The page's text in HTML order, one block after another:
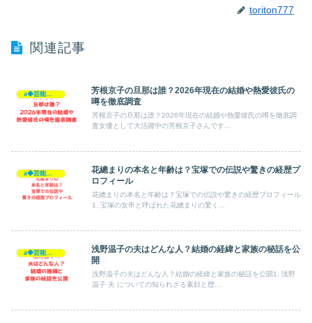
toriton777
関連記事
a◆芸能人◆
芳根京子の旦那は誰？2026年現在の結婚や熱愛彼氏の
噂を徹底調査
芳根京子の旦那は誰？2026年現在の結婚や熱愛彼氏の噂を徹底調
査女優として大活躍中の芳根京子さんです...
a◆芸能人◆
花總まりの本名と年齢は？宝塚での伝説や驚きの経歴プ
ロフィール
花總まりの本名と年齢は？宝塚での伝説や驚きの経歴プロフィール
1. 宝塚の女帝と呼ばれた花總まりの驚く...
a◆芸能人◆
浅野温子の夫はどんな人？結婚の経緯と家族の秘話を公
開
浅野温子の夫はどんな人？結婚の経緯と家族の秘話を公開1. 浅野
温子 夫 についての知られざる素顔と歴...